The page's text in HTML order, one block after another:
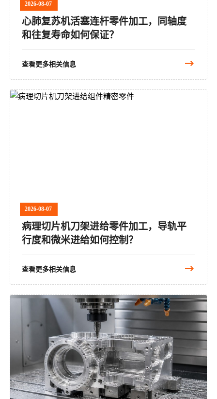
2026-08-07
心肺复苏机活塞连杆零件加工，同轴度
和往复寿命如何保证？
查看更多相关信息
2026-08-07
病理切片机刀架进给零件加工，导轨平
行度和微米进给如何控制？
查看更多相关信息